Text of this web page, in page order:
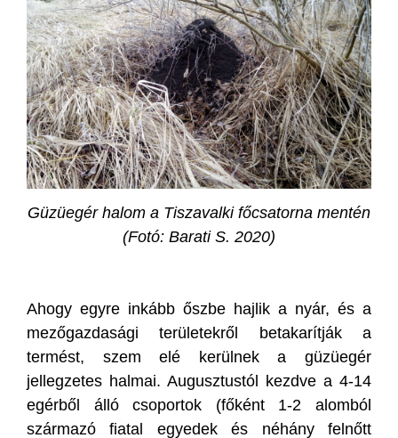
Güzüegér halom a Tiszavalki főcsatorna mentén
(Fotó: Barati S. 2020)
Ahogy egyre inkább őszbe hajlik a nyár, és a
mezőgazdasági területekről betakarítják a
termést, szem elé kerülnek a güzüegér
jellegzetes halmai. Augusztustól kezdve a 4-14
egérből álló csoportok (főként 1-2 alomból
származó fiatal egyedek és néhány felnőtt